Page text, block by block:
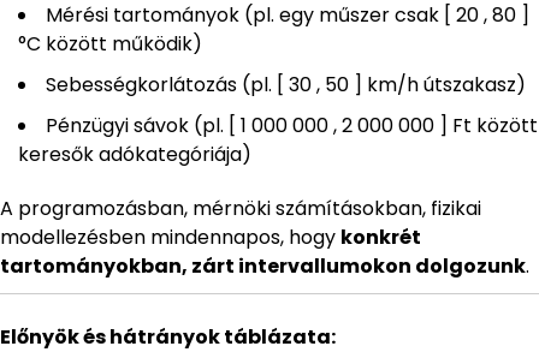
Mérési tartományok (pl. egy műszer csak [ 20 , 80 ]
°C között működik)
Sebességkorlátozás (pl. [ 30 , 50 ] km/h útszakasz)
Pénzügyi sávok (pl. [ 1 000 000 , 2 000 000 ] Ft között
keresők adókategóriája)
A programozásban, mérnöki számításokban, fizikai
modellezésben mindennapos, hogy konkrét
tartományokban, zárt intervallumokon dolgozunk.
Előnyök és hátrányok táblázata: